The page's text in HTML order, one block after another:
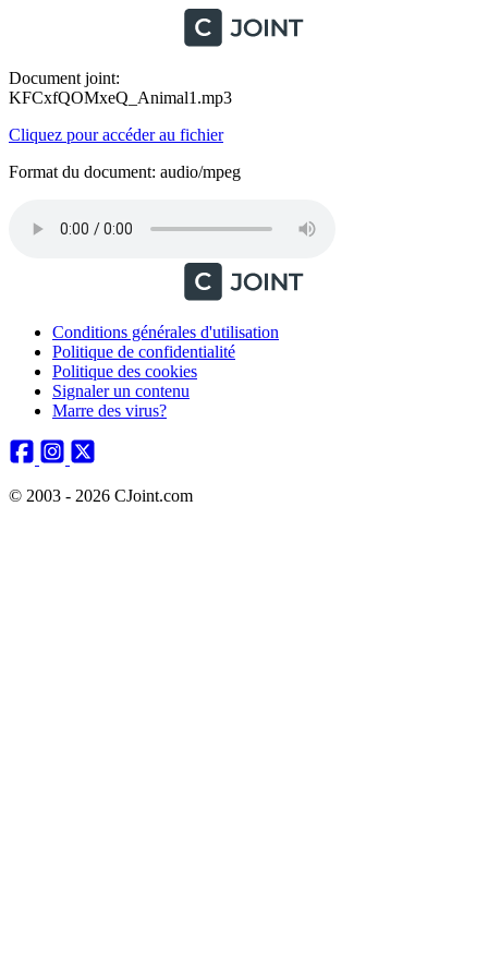
Document joint:
KFCxfQOMxeQ_Animal1.mp3
Cliquez pour accéder au fichier
Format du document: audio/mpeg
Conditions générales d'utilisation
Politique de confidentialité
Politique des cookies
Signaler un contenu
Marre des virus?
© 2003 - 2026 CJoint.com